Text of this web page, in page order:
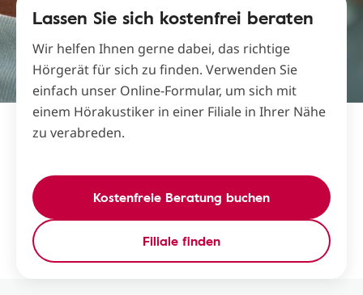
Lassen Sie sich kostenfrei beraten
Wir helfen Ihnen gerne dabei, das richtige
Hörgerät für sich zu finden. Verwenden Sie
einfach unser Online-Formular, um sich mit
einem Hörakustiker in einer Filiale in Ihrer Nähe
zu verabreden.
Kostenfreie Beratung buchen
Filiale finden